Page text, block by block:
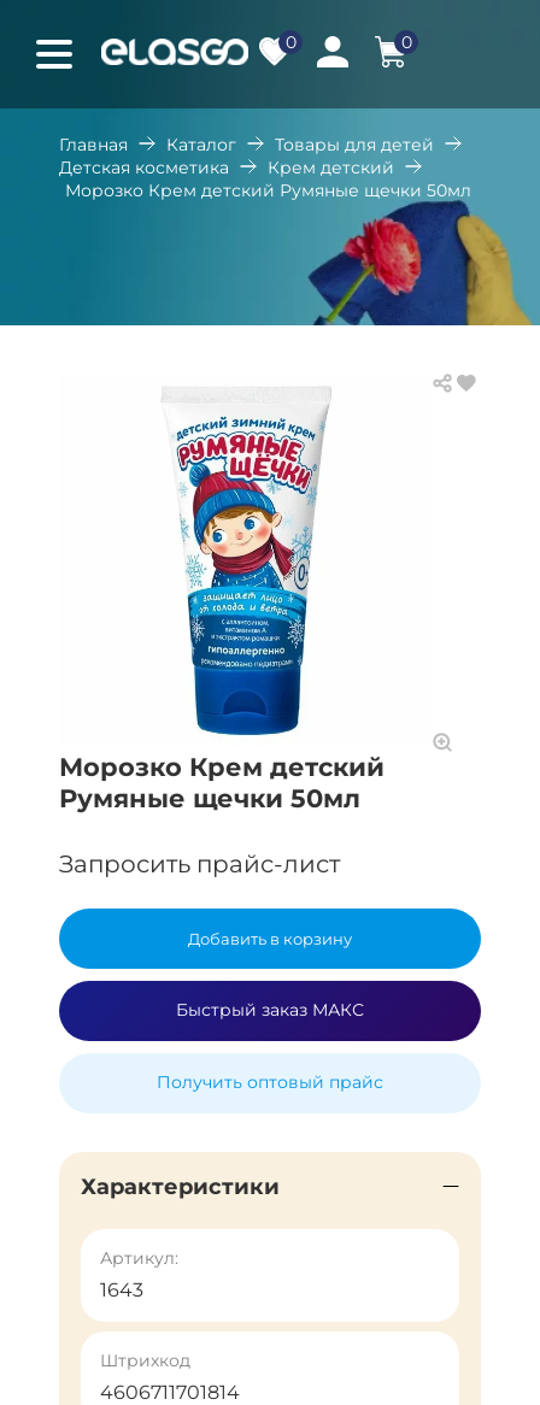
0 0
Главная Каталог
Товары для детей
Детская косметика
Крем детский
Морозко Крем детский Румяные щечки 50мл
Морозко Крем детский
Румяные щечки 50мл
Запросить прайс-лист
Добавить в корзину
Быстрый заказ МАКС
Получить оптовый прайс
Характеристики
Артикул:
1643
Штрихкод
4606711701814